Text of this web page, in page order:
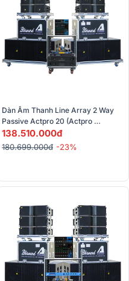
Dàn Âm Thanh Line Array 2 Way
Passive Actpro 20 (Actpro
KR610F, Actpro KR628F, Actpro
QD4.13, Actpro TD2.18… )
138.510.000đ
180.699.000đ -23%